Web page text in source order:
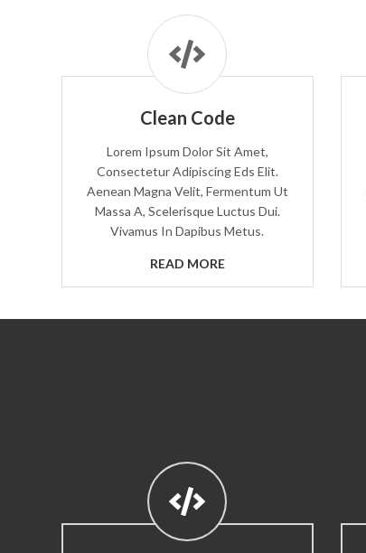
Clean Code
Lorem Ipsum Dolor Sit Amet,
Consectetur Adipiscing Eds Elit.
Aenean Magna Velit, Fermentum Ut
Massa A, Scelerisque Luctus Dui.
Vivamus In Dapibus Metus.
READ MORE